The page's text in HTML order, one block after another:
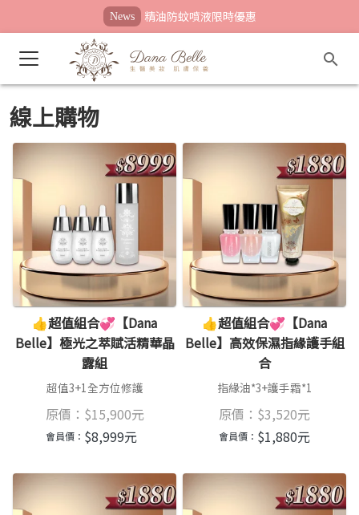
News 精油防蚊噴液限時優惠
線上購物
👍超值組合💞【Dana
Belle】極光之萃賦活精華晶
露組
超值3+1全方位修護
原價： $15,900元
會員價： $8,999元
👍超值組合💞【Dana
Belle】高效保濕指緣護手組
合
指緣油*3+護手霜*1
原價： $3,520元
會員價： $1,880元